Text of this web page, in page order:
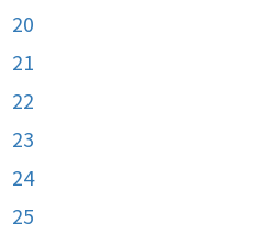
20
21
22
23
24
25